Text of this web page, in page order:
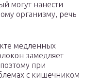
могут нанести
организму, речь
медленных
замедляет
при
с кишечником